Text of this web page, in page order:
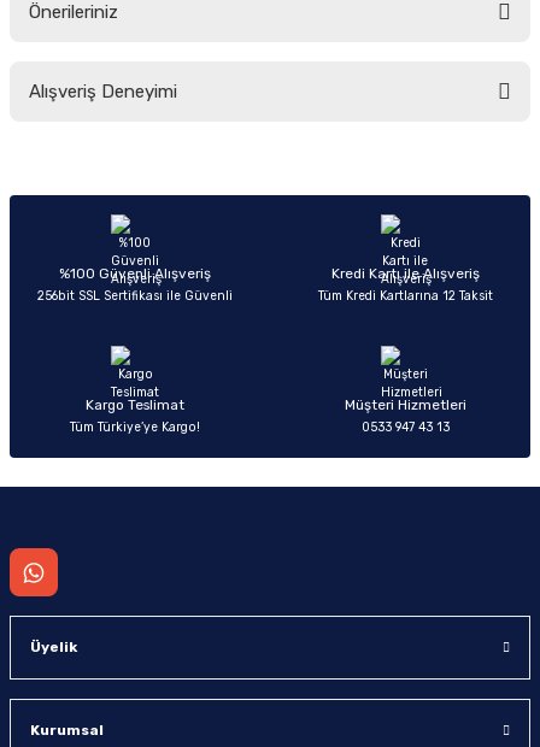
Önerileriniz
yetersiz gördüğünüz noktaları öneri formunu kullanarak tarafımıza
Ürün açıklamasında eksik bilgiler bulunuyor.
Ürün bilgilerinde hatalar bulunuyor.
Ürün fiyatı diğer sitelerden daha pahalı.
Alışveriş Deneyimi
Sitemize ilk yorumu siz yapın!
%100 Güvenli Alışveriş
256bit SSL Sertifikası ile Güvenli
Kredi Kartı ile Alışveriş
Tüm Kredi Kartlarına 12 Taksit
Kargo Teslimat
Tüm Türkiye’ye Kargo!
Müşteri Hizmetleri
0533 947 43 13
Üyelik
Kurumsal